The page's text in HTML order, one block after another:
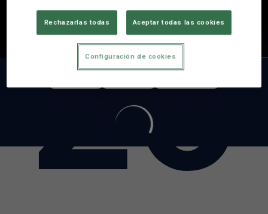
26
ALEJANDRA
POSICIÓ
MIGCAMPISTA
PARTITS
0
GOLS
0
ASSISTÈNCIES
0
Rechazarlas todas Aceptar todas las cookies
Configuración de cookies